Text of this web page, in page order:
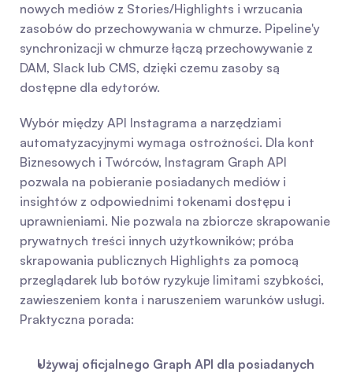
nowych mediów z Stories/Highlights i wrzucania
zasobów do przechowywania w chmurze. Pipeline'y
synchronizacji w chmurze łączą przechowywanie z
DAM, Slack lub CMS, dzięki czemu zasoby są
dostępne dla edytorów.
Wybór między API Instagrama a narzędziami
automatyzacyjnymi wymaga ostrożności. Dla kont
Biznesowych i Twórców, Instagram Graph API
pozwala na pobieranie posiadanych mediów i
insightów z odpowiednimi tokenami dostępu i
uprawnieniami. Nie pozwala na zbiorcze skrapowanie
prywatnych treści innych użytkowników; próba
skrapowania publicznych Highlights za pomocą
przeglądarek lub botów ryzykuje limitami szybkości,
zawieszeniem konta i naruszeniem warunków usługi.
Praktyczna porada:
Używaj oficjalnego Graph API dla posiadanych